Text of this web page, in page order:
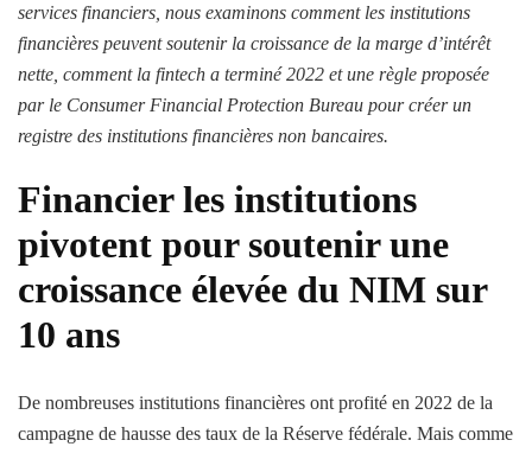
services financiers, nous examinons comment les institutions
financières peuvent soutenir la croissance de la marge d’intérêt
nette, comment la fintech a terminé 2022 et une règle proposée
par le Consumer Financial Protection Bureau pour créer un
registre des institutions financières non bancaires.
Financierles institutions
pivotent pour soutenir une
croissance élevée du NIM sur
10 ans
De nombreuses institutions financières ont profité en 2022 de la
campagne de hausse des taux de la Réserve fédérale. Mais comme